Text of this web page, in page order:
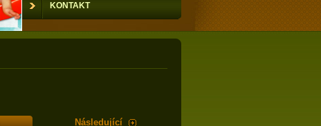
Následující
KONTAKT